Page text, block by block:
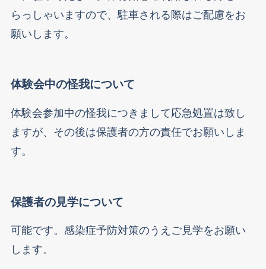
らっしゃいますので、駐車される際はご配慮をお
願いします。
体験会中の怪我について
体験会参加中の怪我につきまして応急処置は致し
ますが、その後は保護者の方の責任でお願いしま
す。
保護者の見学について
可能です。感染症予防対策のうえご見学をお願い
します。